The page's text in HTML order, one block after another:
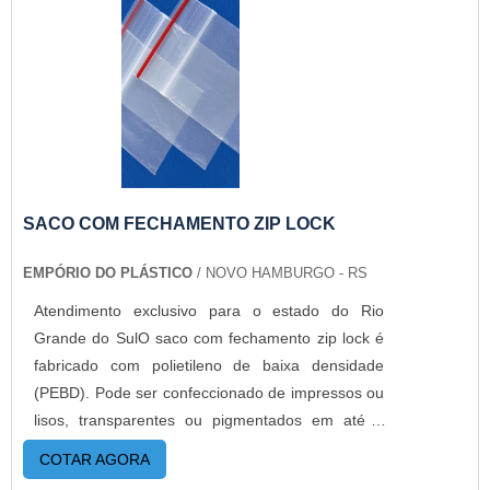
desenvolvidos de diversas maneiras diferentes.
Oferecendo: Maior resistência; Preservação do
meio ambiente; Resoluções para problemas
ambientais.A EMPRESA CERTA PARA COMPRAR
SACOS RECICLADOSA Empório do Plástico
passou a contratar a produção com fábricas ainda
mais modernas e custos reduzidos. Aumentando,
assim, o mix de sacos a pronta entrega e venda
saber mais informações, basta solicitar um
orçamento..
SACO COM FECHAMENTO ZIP LOCK
EMPÓRIO DO PLÁSTICO / NOVO HAMBURGO - RS
Atendimento exclusivo para o estado do Rio
Grande do SulO saco com fechamento zip lock é
fabricado com polietileno de baixa densidade
(PEBD). Pode ser confeccionado de impressos ou
lisos, transparentes ou pigmentados em até 6
cores.O produto já ganhou espaço a muito tempo
na indústria, pois poucas embalagens protegem
COTAR AGORA